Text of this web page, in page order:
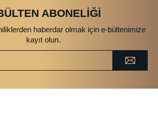
ABONELİĞİ
haberdar olmak için e-bültenimize
kayıt olun.